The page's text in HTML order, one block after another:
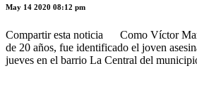
May 14 2020 08:12 pm
Compartir esta noticia Como Víctor
de 20 años, fue identificado el joven
jueves en el barrio La Central del